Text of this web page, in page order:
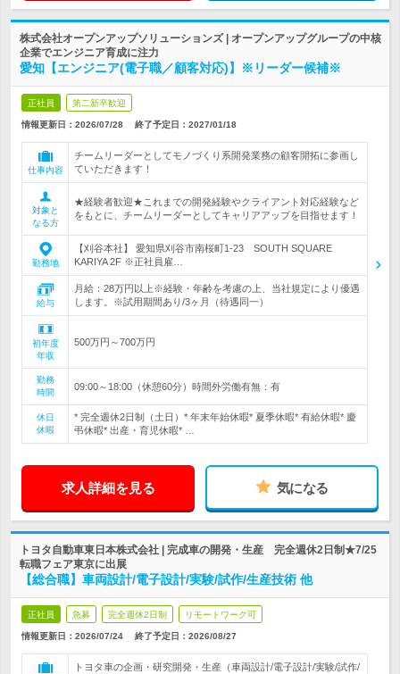
株式会社オープンアップソリューションズ | オープンアップグループの中核
企業でエンジニア育成に注力
愛知【エンジニア(電子職／顧客対応)】※リーダー候補※
正社員 第二新卒歓迎
情報更新日：2026/07/28 終了予定日： 2027/01/18
仕事内容
チームリーダーとしてモノづくり系開発業務の顧客開拓に参画し
ていただきます！
対象と
なる方
★経験者歓迎★これまでの開発経験やクライアント対応経験など
をもとに、チームリーダーとしてキャリアアップを目指せます！
勤務地
【刈谷本社】 愛知県刈谷市南桜町1-23 SOUTH SQUARE
KARIYA 2F ※正社員雇…
給与
月給：28万円以上※経験・年齢を考慮の上、当社規定により優遇
します。※試用期間あり/3ヶ月（待遇同一）
初年度
年収
500万円～700万円
勤務
時間
09:00～18:00（休憩60分）時間外労働有無：有
休日
休暇
* 完全週休2日制（土日）* 年末年始休暇* 夏季休暇* 有給休暇* 慶
弔休暇* 出産・育児休暇* …
求人詳細を見る 気になる
トヨタ自動車東日本株式会社 | 完成車の開発・生産 完全週休2日制★7/25
転職フェア東京に出展
【総合職】車両設計/電子設計/実験/試作/生産技術 他
正社員 急募 完全週休2日制 リモートワーク可
情報更新日：2026/07/24 終了予定日： 2026/08/27
トヨタ車の企画・研究開発・生産（車両設計/電子設計/実験/試作/